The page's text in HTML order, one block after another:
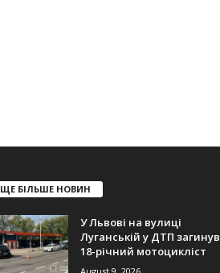
ЩЕ БІЛЬШЕ НОВИН
У Львові на вулиці
Луганській у ДТП загинув
18-річний мотоцикліст